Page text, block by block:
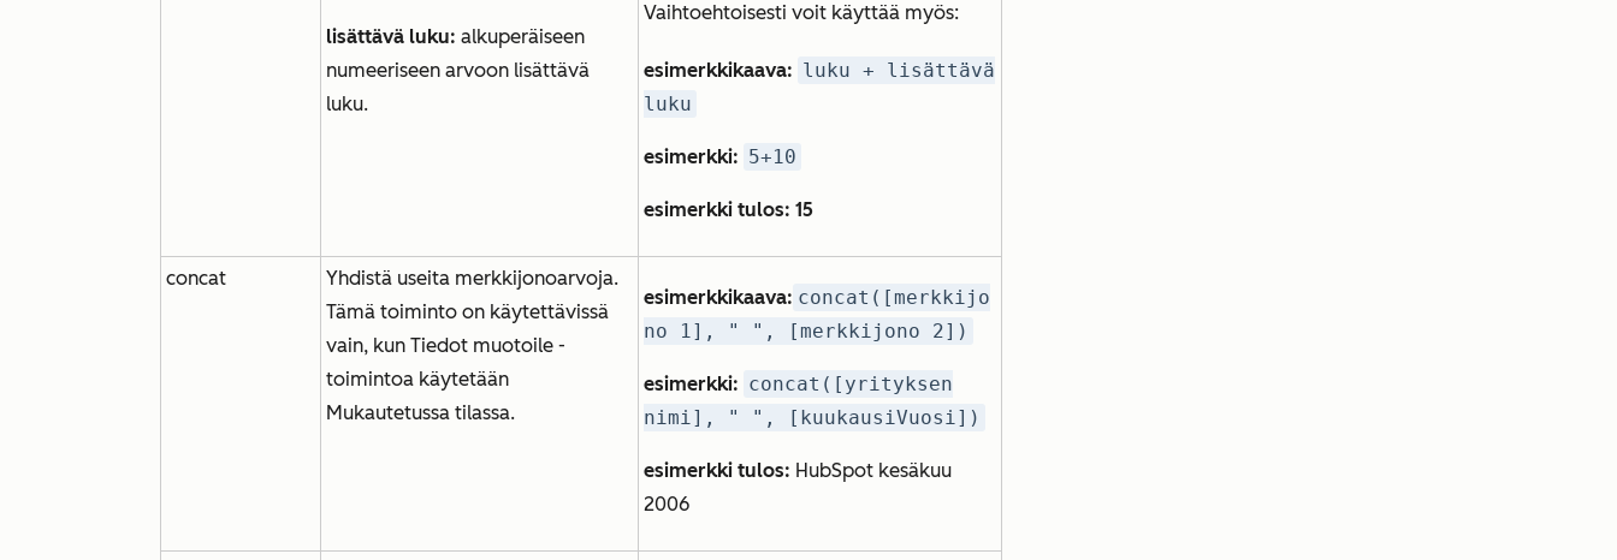
lisättävä luku: alkuperäiseen
numeeriseen arvoon lisättävä
luku.
Vaihtoehtoisesti voit käyttää myös:
esimerkkikaava: luku + lisättävä
luku
esimerkki: 5+10
esimerkki tulos: 15
concat
Yhdistä useita merkkijonoarvoja.
Tämä toiminto on käytettävissä
vain, kun Tiedot muotoile -
toimintoa käytetään
Mukautetussa tilassa.
esimerkkikaava: concat([merkkijo
no 1], " ", [merkkijono 2])
esimerkki: concat([yrityksen
nimi], " ", [kuukausiVuosi])
esimerkki tulos: HubSpot kesäkuu
2006